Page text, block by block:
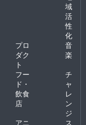
域
活
性
化
プロ
ダク
ト
音
楽
フー
ド・
飲食
店
チ
ャ
レ
ン
ジ
アニ
ス